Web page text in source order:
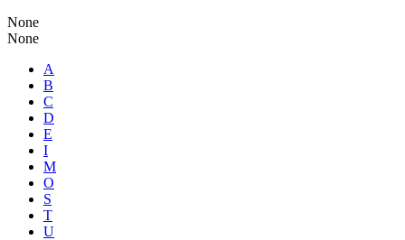
None
None
A
B
C
D
E
I
M
O
S
T
U